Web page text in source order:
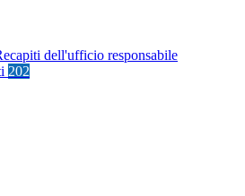
dell'ufficio responsabile
202